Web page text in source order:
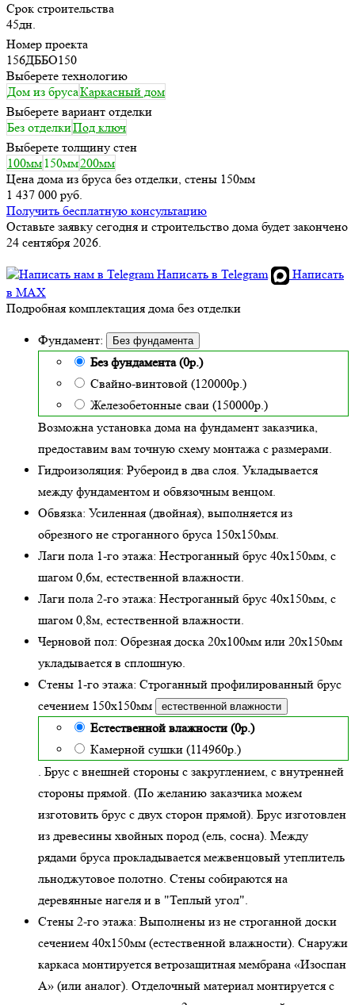
Срок строительства
45дн.
Номер проекта
156ДББО150
Выберете технологию
Дом из брусаКаркасный дом
Выберете вариант отделки
Без отделкиПод ключ
Выберете толщину стен
100мм 150мм200мм
Цена дома из бруса без отделки, стены 150мм
1 437 000 руб.
Получить бесплатную консультацию
Оставьте заявку сегодня и строительство дома будет закончено
24 сентября 2026.
Написать в Telegram
Написать
в MAX
Подробная комплектация дома без отделки
Фундамент: Без фундамента
Без фундамента (0р.)
Свайно-винтовой (120000р.)
Железобетонные сваи (150000р.)
Возможна установка дома на фундамент заказчика,
предоставим вам точную схему монтажа с размерами.
Гидроизоляция: Рубероид в два слоя. Укладывается
между фундаментом и обвязочным венцом.
Обвязка: Усиленная (двойная), выполняется из
обрезного не строганного бруса 150х150мм.
Лаги пола 1-го этажа: Нестроганный брус 40х150мм, с
шагом 0,6м, естественной влажности.
Лаги пола 2-го этажа: Нестроганный брус 40х150мм, с
шагом 0,8м, естественной влажности.
Черновой пол: Обрезная доска 20х100мм или 20х150мм
укладывается в сплошную.
Стены 1-го этажа: Строганный профилированный брус
сечением 150х150мм
естественной влажности
Естественной влажности (0р.)
Камерной сушки (114960р.)
. Брус с внешней стороны с закруглением, с внутренней
стороны прямой. (По желанию заказчика можем
изготовить брус с двух сторон прямой). Брус изготовлен
из древесины хвойных пород (ель, сосна). Между
рядами бруса прокладывается межвенцовый утеплитель
льноджутовое полотно. Стены собираются на
деревянные нагеля и в "Теплый угол".
Стены 2-го этажа: Выполнены из не строганной доски
сечением 40х150мм (естественной влажности). Снаружи
каркаса монтируется ветрозащитная мембрана «Изоспан
А» (или аналог). Отделочный материал монтируется с